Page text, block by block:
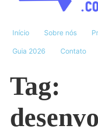
Início Sobre nós
Guia 2026 Contato
Tag: